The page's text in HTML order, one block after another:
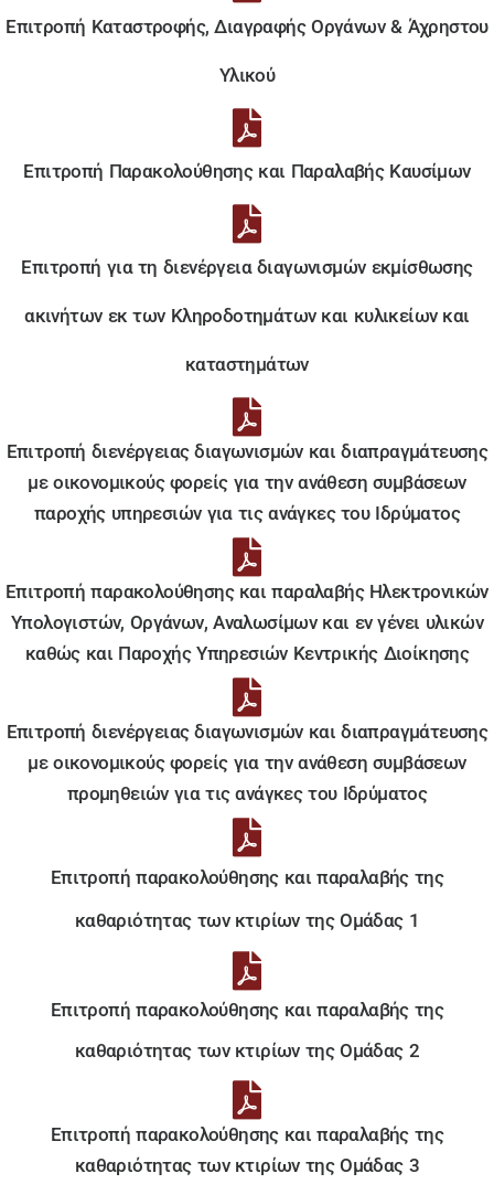
Επιτροπή Καταστροφής, Διαγραφής Οργάνων & Άχρηστου
Υλικού
Επιτροπή Παρακολούθησης και Παραλαβής Καυσίμων
Επιτροπή για τη διενέργεια διαγωνισμών εκμίσθωσης
ακινήτων εκ των Κληροδοτημάτων και κυλικείων και
καταστημάτων
Επιτροπή διενέργειας διαγωνισμών και διαπραγμάτευσης
με οικονομικούς φορείς για την ανάθεση συμβάσεων
παροχής υπηρεσιών για τις ανάγκες του Ιδρύματος
Επιτροπή παρακολούθησης και παραλαβής Ηλεκτρονικών
Υπολογιστών, Οργάνων, Αναλωσίμων και εν γένει υλικών
καθώς και Παροχής Υπηρεσιών Κεντρικής Διοίκησης
Επιτροπή διενέργειας διαγωνισμών και διαπραγμάτευσης
με οικονομικούς φορείς για την ανάθεση συμβάσεων
προμηθειών για τις ανάγκες του Ιδρύματος
Επιτροπή παρακολούθησης και παραλαβής της
καθαριότητας των κτιρίων της Ομάδας 1
Επιτροπή παρακολούθησης και παραλαβής της
καθαριότητας των κτιρίων της Ομάδας 2
Επιτροπή παρακολούθησης και παραλαβής της
καθαριότητας των κτιρίων της Ομάδας 3